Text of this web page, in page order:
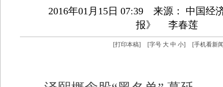
2016年01月15日 07:39
来源： 中国经
报》
李春莲
[打印本稿] [字号 大 中 小] [手机看新